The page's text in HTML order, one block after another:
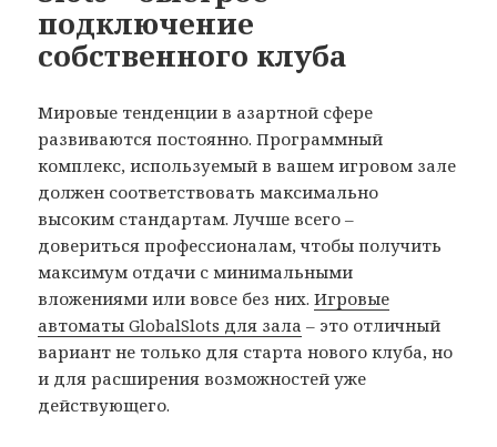
подключение
собственного клуба
Мировые тенденции в азартной сфере
развиваются постоянно. Программный
комплекс, используемый в вашем игровом зале
должен соответствовать максимально
высоким стандартам.Лучше всего –
довериться профессионалам, чтобы получить
максимум отдачи с минимальными
вложениями или вовсе без них.Игровые
автоматы GlobalSlots для зала – это отличный
вариант не только для старта нового клуба, но
и для расширения возможностей уже
действующего.